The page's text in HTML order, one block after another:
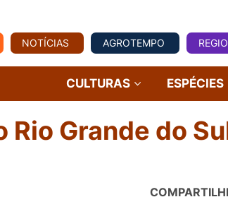
COMERCIAL AGROVIAGENS
NOTÍCIAS AGROTEMPO
CULTURAS ESPÉCIES
Grande do